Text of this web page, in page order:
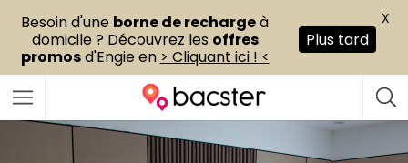
Besoin d'une borne de rechargeà
domicile ? Découvrez les offres
promosd'Engie en > Cliquant ici ! <
Plus tard
X